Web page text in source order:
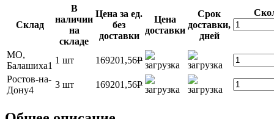
Склад
В
наличии
на
складе
Цена за ед.
без
доставки
Цена
доставки
Срок
доставки,
дней
МО,
Балашиха1
1 шт 169201,56P
Ростов-на-
Дону4
3 шт 169201,56P